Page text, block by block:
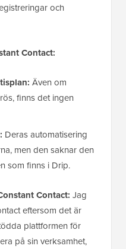
och
Contact:
Även om
finns det ingen
Deras automatisering
men den saknar den
som finns i Drip.
Contact: Jag
eftersom det är
plattformen för
på sin verksamhet,